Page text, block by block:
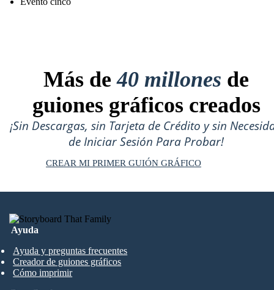
Más de40 millones de
guiones gráficos creados
¡Sin Descargas, sin Tarjeta de Crédito y sin
de Iniciar Sesión Para Probar!
CREAR MI PRIMER GUIÓN GRÁFICO
Ayuda
Ayuda y preguntas frecuentes
Creador de guiones gráficos
Cómo imprimir